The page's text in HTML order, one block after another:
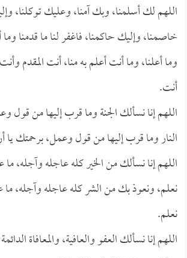
اللهم لك أسلمنا، وبك آمنا، وعليك توكلنا،
خاصمنا، وإليك حاكمنا، فاغفر لنا ما قدمنا وما
وما أعلنا، وما أنت أعلم به منا، أنت المقدم
أنت.
اللهم إنا نسألك الجنة وما قرب إليها من
النار وما قرب إليها من قول وعمل، برحمتك يا
اللهم إنا نسألك من الخير كله عاجله وآجله، ما
نعلم، ونعوذ بك من الشر كله عاجله وآجله، ما
نعلم.
اللهم إنا نسألك العفو والعافية، والمعافاة